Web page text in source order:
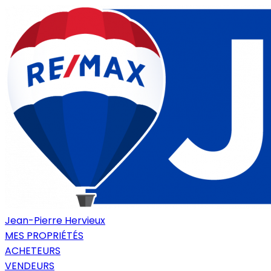
Jean-Pierre Hervieux
MES PROPRIÉTÉS
ACHETEURS
VENDEURS